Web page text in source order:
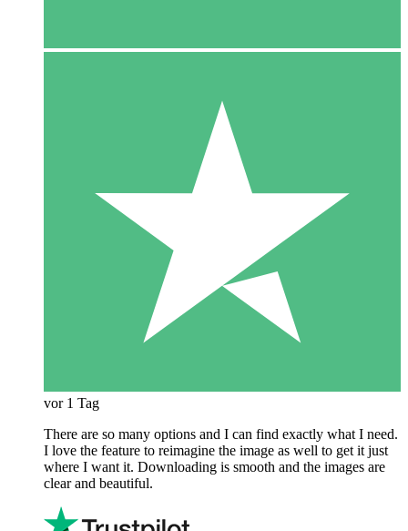
vor 1 Tag
There are so many options and I can find exactly what I need.
I love the feature to reimagine the image as well to get it just
where I want it. Downloading is smooth and the images are
clear and beautiful.